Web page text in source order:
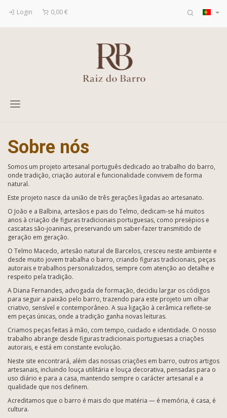
Login 0,00 €
Toggle
Sobre nós
Sobre
nós
Somos um projeto artesanal português dedicado ao trabalho do barro,
onde tradição, criação autoral e funcionalidade convivem de forma
natural.
Este projeto nasce da união de três gerações ligadas ao artesanato.
O João e a Balbina, artesãos e pais do Telmo, dedicam-se há muitos
anos à criação de figuras tradicionais portuguesas, como presépios e
cascatas são-joaninas, preservando um saber-fazer transmitido de
geração em geração.
O Telmo Macedo, artesão natural de Barcelos, cresceu neste ambiente e
desde muito jovem trabalha o barro, criando figuras tradicionais, peças
autorais e trabalhos personalizados, sempre com atenção ao detalhe e
respeito pela tradição.
A Diana Fernandes, advogada de formação, decidiu largar os códigos
para seguir a paixão pelo barro, trazendo para este projeto um olhar
criativo, sensível e contemporâneo. A sua ligação à cerâmica reflete-se
em peças únicas, onde a tradição ganha novas leituras.
Criamos peças feitas à mão, com tempo, cuidado e identidade. O nosso
trabalho abrange desde figuras tradicionais portuguesas a criações
autorais, e está em constante evolução.
Neste site encontrará, além das nossas criações em barro, outros artigos
artesanais, incluindo louça utilitária e louça decorativa, pensadas para o
uso diário e para a casa, mantendo sempre o carácter artesanal e a
qualidade que nos definem.
Acreditamos que o barro é mais do que matéria — é memória, é casa, é
cultura.